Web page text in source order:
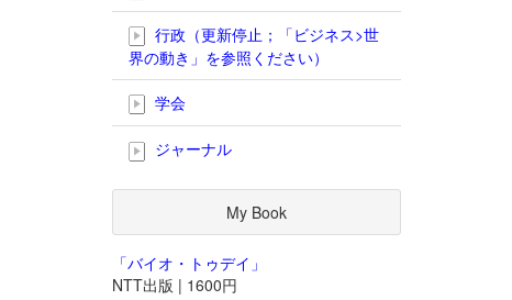
行政（更新停止；「ビジネス>世
界の動き」を参照ください）
学会
ジャーナル
My Book
「バイオ・トゥデイ」
NTT出版 | 1600円